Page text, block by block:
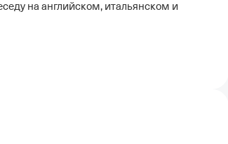
на английском, итальянском и